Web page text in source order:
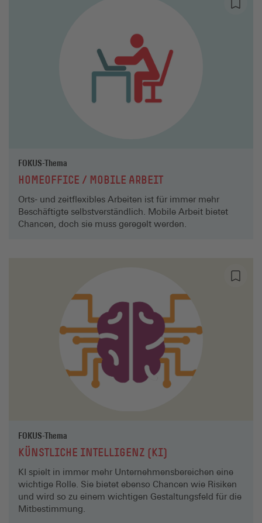
FOKUS-Thema
HOMEOFFICE / MOBILE ARBEIT
Orts- und zeitflexibles Arbeiten ist für immer mehr
Beschäftigte selbstverständlich. Mobile Arbeit bietet
Chancen, doch sie muss geregelt werden.
FOKUS-Thema
KÜNSTLICHE INTELLIGENZ (KI)
KI spielt in immer mehr Unternehmensbereichen eine
wichtige Rolle. Sie bietet ebenso Chancen wie Risiken
und wird so zu einem wichtigen Gestaltungsfeld für die
Mitbestimmung.